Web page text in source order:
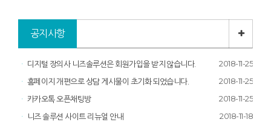
공지사항
디지털 장의사 니즈솔루션은 회원가입을 받지 않습니다.
2018-11-25
홈페이지 개편으로 상담 게시물이 초기화 되었습니다.
2018-11-25
카카오톡 오픈채팅방
2018-11-25
니즈 솔루션 사이트 리뉴얼 안내
2018-11-18